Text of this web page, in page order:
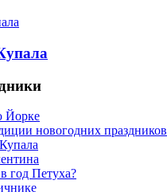
Йорке
новогодних праздников
год Петуха?